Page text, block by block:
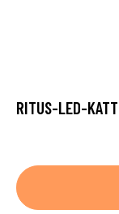
RITUS-LED-